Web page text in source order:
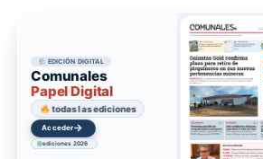
EDICIÓN DIGITAL
Comunales
Papel Digital
todas las ediciones
Acceder→
ediciones 2026